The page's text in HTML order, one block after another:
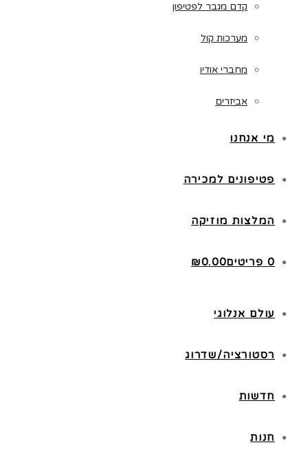
קדם מגבר לפטיפון
מערכות קול
מחברי אודיו
אביזרים
מי אנחנו
פטיפונים למכירה
המלצות מוזיקה
0 פריטים ₪0.00
עולם אנלוגי
רסטורציה/שדרוג
חדשות
חנות